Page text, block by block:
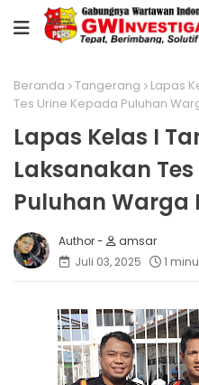
Beranda Tangerang
Lapas
Tes Urine Kepada Puluhan
Lapas Kelas I
Laksanakan
Puluhan Warga
amsar
Juli 03, 2025
1